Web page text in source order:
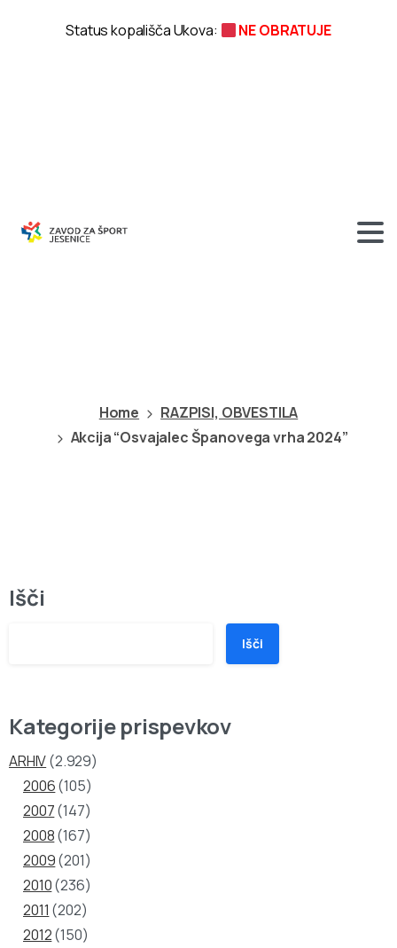
Home
RAZPISI, OBVESTILA
Akcija “Osvajalec Španovega vrha 2024”
Išči
Išči
Kategorije prispevkov
ARHIV(2.929)
2006(105)
2007(147)
2008(167)
2009(201)
2010(236)
2011 (202)
2012(150)
Status kopališča Ukova: NE OBRATUJE